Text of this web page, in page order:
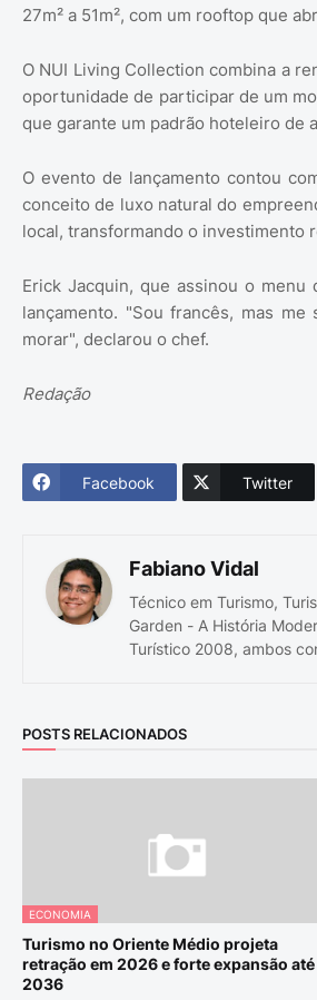
27m² a 51m², com um rooftop que
O NUI Living Collection combina a
oportunidade de participar de um
que garante um padrão hoteleiro de
O evento de lançamento contou
conceito de luxo natural do
local, transformando o investimento
Erick Jacquin, que assinou o
lançamento. "Sou francês, mas
morar", declarou o chef.
Redação
Facebook Twitter
Fabiano Vidal
Técnico em Turismo,
Garden - A História
Turístico 2008, ambos
POSTS RELACIONADOS
ECONOMIA
Turismo no Oriente Médio projeta
retração em 2026 e forte expansão até
2036